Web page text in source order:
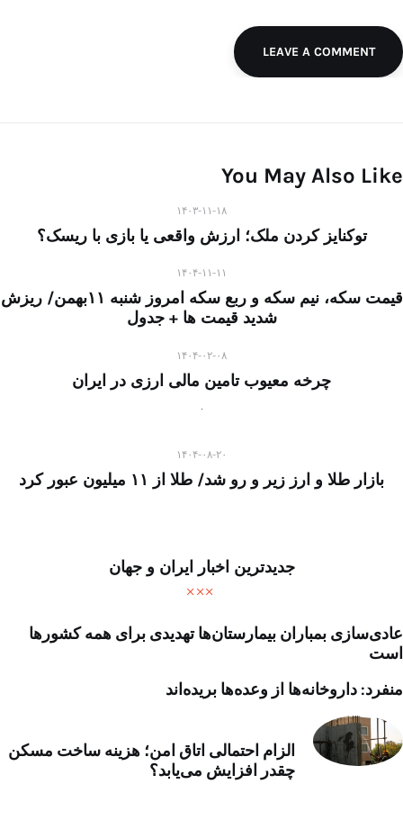
LEAVE A COMMENT
You May Also Like
۱۴۰۳-۱۱-۱۸
توکنایز کردن ملک؛ ارزش واقعی یا بازی با ریسک؟
۱۴۰۴-۱۱-۱۱
قیمت سکه، نیم سکه و ربع سکه امروز شنبه ۱۱بهمن/ ریزش
شدید قیمت ها + جدول
۱۴۰۴-۰۲-۰۸
چرخه معیوب تامین مالی ارزی در ایران
۱۴۰۴-۰۸-۲۰
بازار طلا و ارز زیر و رو شد/ طلا از ۱۱ میلیون عبور کرد
جدیدترین اخبار ایران و جهان
عادی‌سازی بمباران بیمارستان‌ها تهدیدی برای همه کشورها
است
منفرد: داروخانه‌ها از وعده‌ها بریده‌اند
الزام احتمالی اتاق امن؛ هزینه ساخت مسکن
چقدر افزایش می‌یابد؟